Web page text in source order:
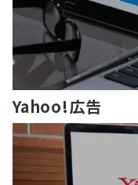
Yahoo!広告